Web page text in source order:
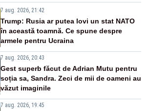
7 aug. 2026, 21:42
Trump: Rusia ar putea lovi un stat NATO
în această toamnă. Ce spune despre
armele pentru Ucraina
7 aug. 2026, 20:43
Gest superb făcut de Adrian Mutu pentru
soția sa, Sandra. Zeci de mii de oameni au
văzut imaginile
7 aug. 2026, 19:45